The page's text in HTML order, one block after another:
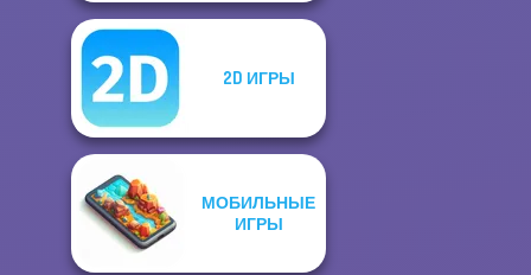
2D ИГРЫ
МОБИЛЬНЫЕ
ИГРЫ